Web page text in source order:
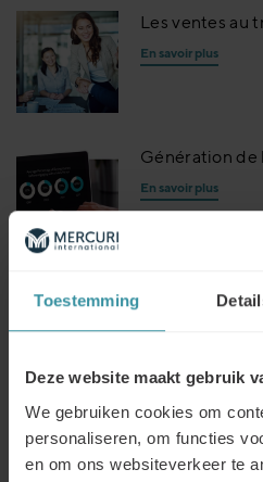
Toestemming
Deze website maakt gebruik
We gebruiken cookies om
personaliseren, om functies
en om ons websiteverkeer te
Les ventes au
En savoir plus
Génération de
En savoir plus
MI
millénaire de
répond au